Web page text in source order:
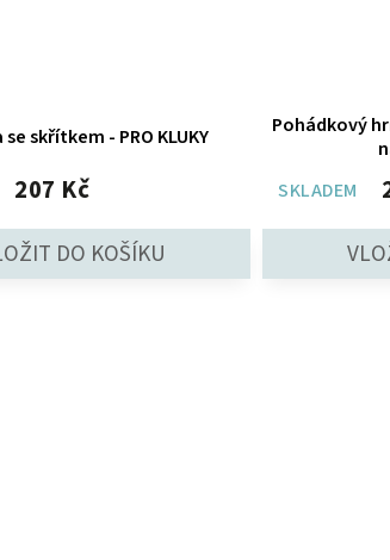
skřítkem - PRO KLUKY
207 Kč
Pohádkový
SKLADEM